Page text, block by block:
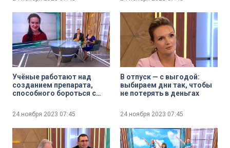
города
Учёные работают над
созданием препарата,
способного бороться с
опухолью — глиомой
24 ноября 2023 07:45
В отпуск — с выгодой:
выбираем дни так, чтобы
не потерять в деньгах
24 ноября 2023 07:45